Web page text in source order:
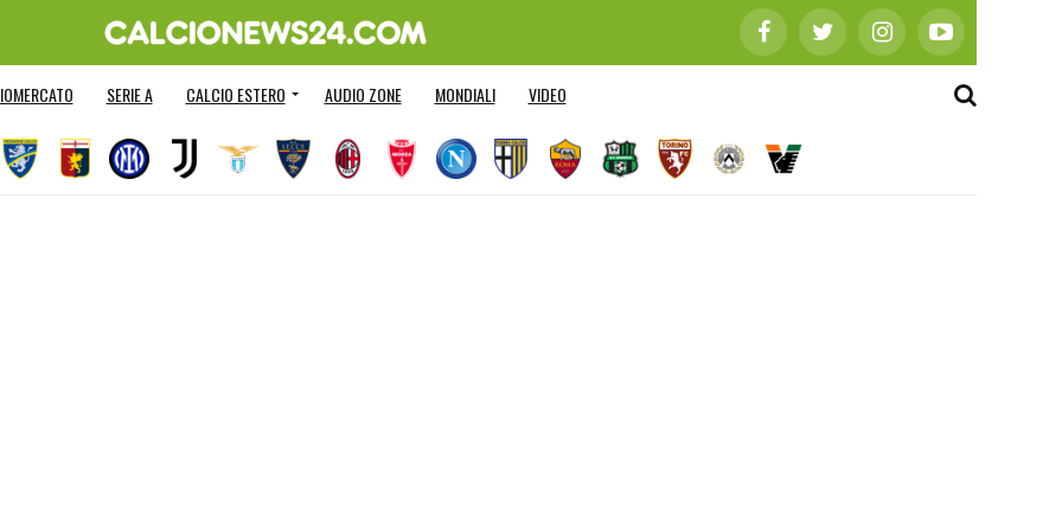
SERIE A CALCIO ESTERO AUDIO ZONE MONDIALI VIDEO